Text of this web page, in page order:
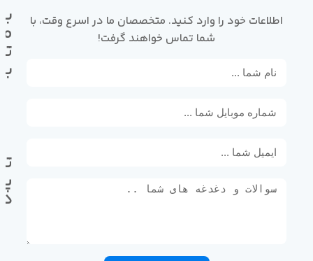
اطلاعات خود را وارد کنید. متخصصان ما در اسرع وقت، با
شما تماس خواهند گرفت!
با